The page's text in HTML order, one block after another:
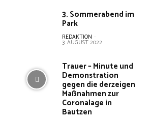
3. Sommerabend im
Park
REDAKTION -
3. AUGUST 2022
Trauer – Minute und
Demonstration
gegen die derzeigen
Maßnahmen zur
Coronalage in
Bautzen